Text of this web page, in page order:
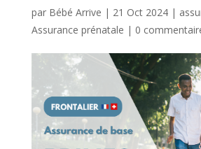
par Bébé Arrive | 21 Oct 2024|
Assurance prénatale | 0